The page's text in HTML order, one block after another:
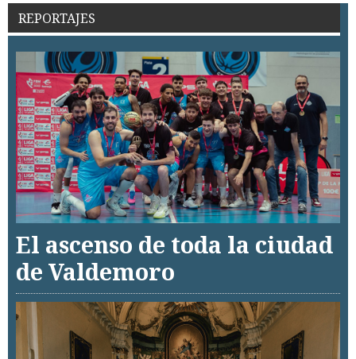
REPORTAJES
El ascenso de toda la ciudad
de Valdemoro